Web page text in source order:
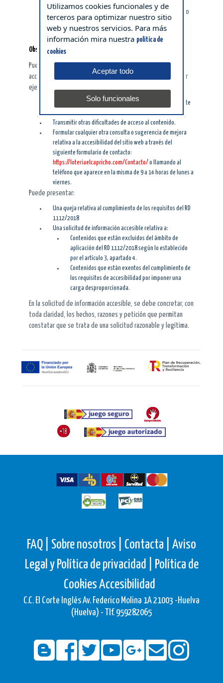
desarrollados en esta Unidad, ni bajo su control, como
archivos ofimáticos de diferentes organismos que
deban publicarse en este sitio.
Observaciones y datos de contacto
Puede realizar comunicaciones sobre requisitos de
accesibilidad [artículo 10.2.a) del RD 1112/2018] como, por
ejemplo:
Informar sobre cualquier posible incumplimiento por parte
de este sitio web.
Transmitir otras dificultades de acceso al contenido.
Formular cualquier otra consulta o sugerencia de mejora
relativa a la accesibilidad del sitio web a través del
siguiente formulario de contacto:
https://loteriaelcapricho.com/Contacto/ o llamando al
teléfono que aparece en la misma de 9 a 14 horas de lunes a
viernes.
Puede presentar:
Una queja relativa al cumplimiento de los requisitos del RD
1112/2018
Una solicitud de información accesible relativa a:
Contenidos que están excluidos del ámbito de
aplicación del RD 1112/2018 según lo establecido
por el artículo 3, apartado 4.
Contenidos que están exentos del cumplimiento de
los requisitos de accesibilidad por imponer una
carga desproporcionada.
En la solicitud de información accesible, se debe concretar, con
toda claridad, los hechos, razones y petición que permitan
constatar que se trata de una solicitud razonable y legítima.
FAQ | Sobre nosotros | Contacta |
Aviso
Legal y Política de privacidad |
Política de
CookiesAccesibilidad
C.C. El Corte Inglés Av. Federico Molina 1A 21003 -Huelva
(Huelva) - Tlf. 959282065
Utilizamos cookies funcionales y de
terceros para optimizar nuestro sitio
web y nuestros servicios. Para más
información mira nuestra politica de
cookies
Aceptar todo
Solo funcionales